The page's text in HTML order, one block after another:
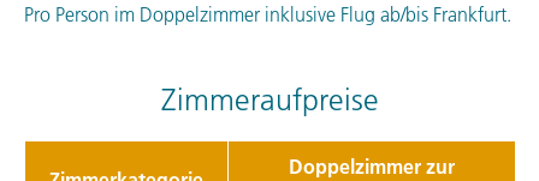
Pro Person im Doppelzimmer inklusive Flug ab/bis Frankfurt.
Zimmeraufpreise
Doppelzimmer zur